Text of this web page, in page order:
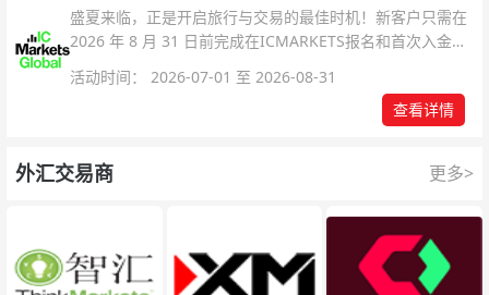
盛夏来临，正是开启旅行与交易的最佳时机！新客户只需在
2026 年 8 月 31 日前完成在ICMARKETS报名和首次入金即
活动时间： 2026-07-01 至 2026-08-31
查看详情
外汇交易商 更多>